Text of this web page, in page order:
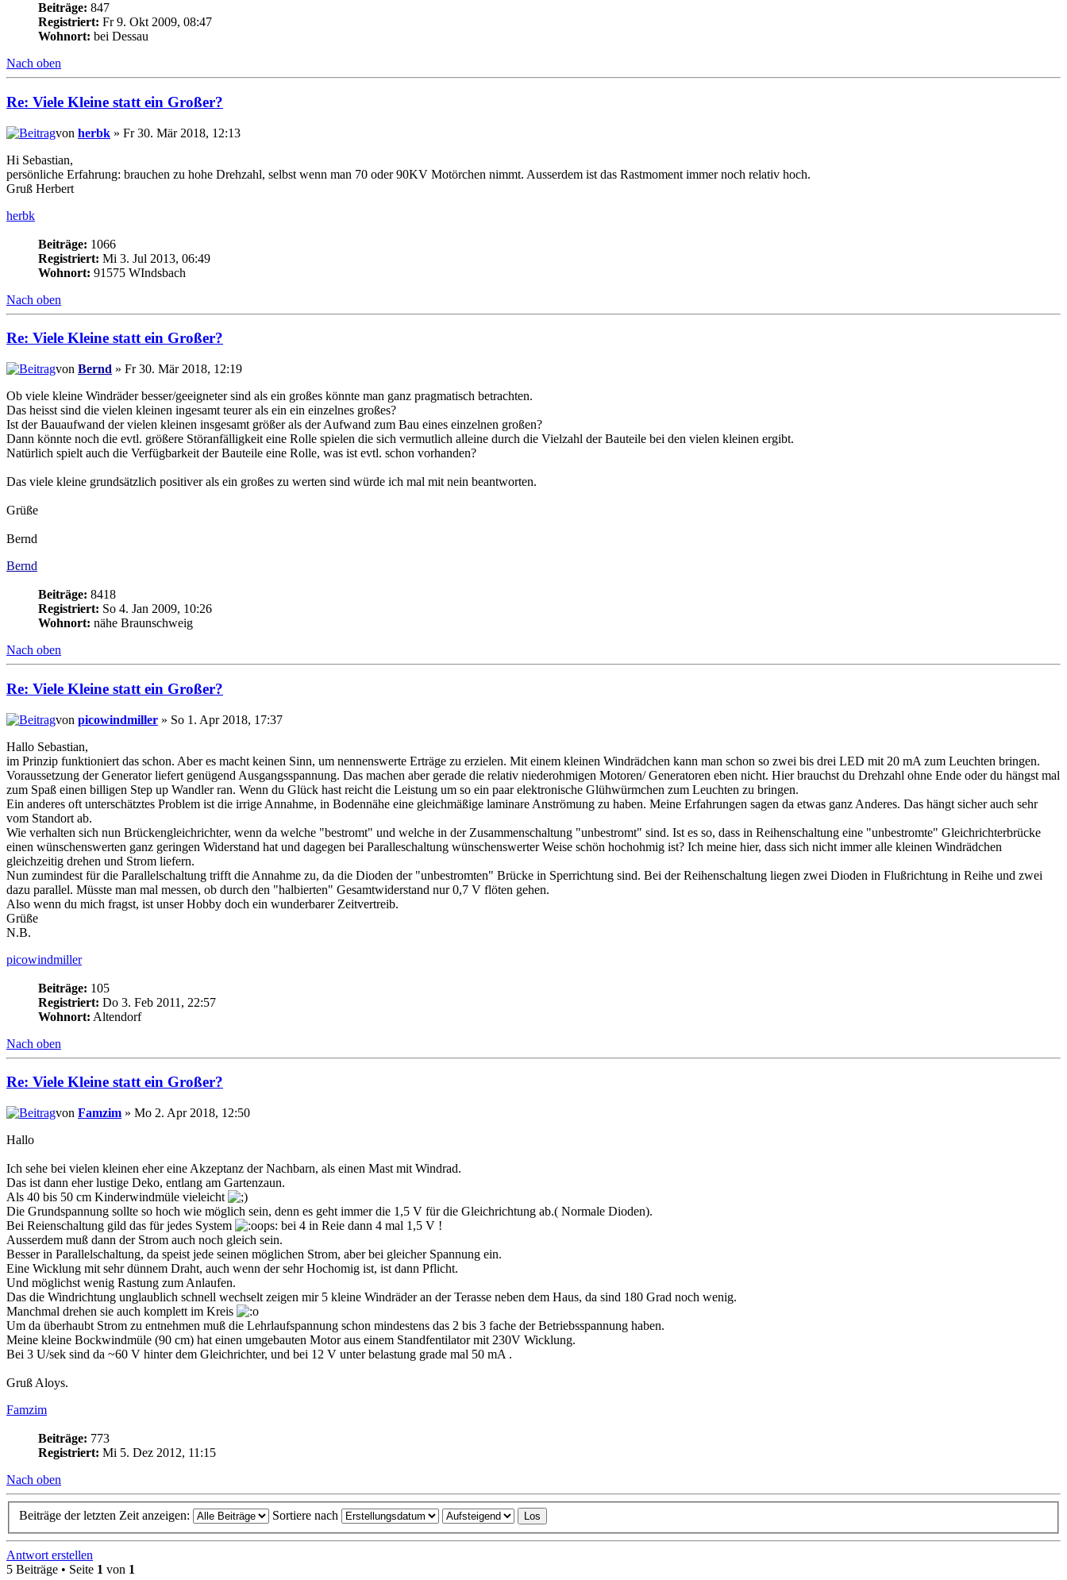
Beiträge: 847
Registriert: Fr 9. Okt 2009, 08:47
Wohnort: bei Dessau
Nach oben
Re: Viele Kleine statt ein Großer?
von herbk » Fr 30. Mär 2018, 12:13
Hi Sebastian,
persönliche Erfahrung: brauchen zu hohe Drehzahl, selbst wenn man 70 oder 90KV Motörchen nimmt. Ausserdem ist das Rastmoment immer noch relativ hoch.
Gruß Herbert
herbk
Beiträge: 1066
Registriert: Mi 3. Jul 2013, 06:49
Wohnort: 91575 WIndsbach
Nach oben
Re: Viele Kleine statt ein Großer?
von Bernd » Fr 30. Mär 2018, 12:19
Ob viele kleine Windräder besser/geeigneter sind als ein großes könnte man ganz pragmatisch betrachten.
Das heisst sind die vielen kleinen ingesamt teurer als ein ein einzelnes großes?
Ist der Bauaufwand der vielen kleinen insgesamt größer als der Aufwand zum Bau eines einzelnen großen?
Dann könnte noch die evtl. größere Störanfälligkeit eine Rolle spielen die sich vermutlich alleine durch die Vielzahl der Bauteile bei den vielen kleinen ergibt.
Natürlich spielt auch die Verfügbarkeit der Bauteile eine Rolle, was ist evtl. schon vorhanden?
Das viele kleine grundsätzlich positiver als ein großes zu werten sind würde ich mal mit nein beantworten.
Grüße
Bernd
Bernd
Beiträge: 8418
Registriert: So 4. Jan 2009, 10:26
Wohnort: nähe Braunschweig
Nach oben
Re: Viele Kleine statt ein Großer?
von picowindmiller » So 1. Apr 2018, 17:37
Hallo Sebastian,
im Prinzip funktioniert das schon. Aber es macht keinen Sinn, um nennenswerte Erträge zu erzielen. Mit einem kleinen Windrädchen kann man schon so zwei bis drei LED mit 20 mA zum Leuchten bringen.
Voraussetzung der Generator liefert genügend Ausgangsspannung. Das machen aber gerade die relativ niederohmigen Motoren/ Generatoren eben nicht. Hier brauchst du Drehzahl ohne Ende oder du hängst mal
zum Spaß einen billigen Step up Wandler ran. Wenn du Glück hast reicht die Leistung um so ein paar elektronische Glühwürmchen zum Leuchten zu bringen.
Ein anderes oft unterschätztes Problem ist die irrige Annahme, in Bodennähe eine gleichmäßige laminare Anströmung zu haben. Meine Erfahrungen sagen da etwas ganz Anderes. Das hängt sicher auch sehr
vom Standort ab.
Wie verhalten sich nun Brückengleichrichter, wenn da welche "bestromt" und welche in der Zusammenschaltung "unbestromt" sind. Ist es so, dass in Reihenschaltung eine "unbestromte" Gleichrichterbrücke
einen wünschenswerten ganz geringen Widerstand hat und dagegen bei Paralleschaltung wünschenswerter Weise schön hochohmig ist? Ich meine hier, dass sich nicht immer alle kleinen Windrädchen
gleichzeitig drehen und Strom liefern.
Nun zumindest für die Parallelschaltung trifft die Annahme zu, da die Dioden der "unbestromten" Brücke in Sperrichtung sind. Bei der Reihenschaltung liegen zwei Dioden in Flußrichtung in Reihe und zwei
dazu parallel. Müsste man mal messen, ob durch den "halbierten" Gesamtwiderstand nur 0,7 V flöten gehen.
Also wenn du mich fragst, ist unser Hobby doch ein wunderbarer Zeitvertreib.
Grüße
N.B.
picowindmiller
Beiträge: 105
Registriert: Do 3. Feb 2011, 22:57
Wohnort: Altendorf
Nach oben
Re: Viele Kleine statt ein Großer?
von Famzim » Mo 2. Apr 2018, 12:50
Hallo
Ich sehe bei vielen kleinen eher eine Akzeptanz der Nachbarn, als einen Mast mit Windrad.
Das ist dann eher lustige Deko, entlang am Gartenzaun.
Als 40 bis 50 cm Kinderwindmüle vieleicht
Die Grundspannung sollte so hoch wie möglich sein, denn es geht immer die 1,5 V für die Gleichrichtung ab.( Normale Dioden).
Bei Reienschaltung gild das für jedes System
bei 4 in Reie dann 4 mal 1,5 V !
Ausserdem muß dann der Strom auch noch gleich sein.
Besser in Parallelschaltung, da speist jede seinen möglichen Strom, aber bei gleicher Spannung ein.
Eine Wicklung mit sehr dünnem Draht, auch wenn der sehr Hochomig ist, ist dann Pflicht.
Und möglichst wenig Rastung zum Anlaufen.
Das die Windrichtung unglaublich schnell wechselt zeigen mir 5 kleine Windräder an der Terasse neben dem Haus, da sind 180 Grad noch wenig.
Manchmal drehen sie auch komplett im Kreis
Um da überhaubt Strom zu entnehmen muß die Lehrlaufspannung schon mindestens das 2 bis 3 fache der Betriebsspannung haben.
Meine kleine Bockwindmüle (90 cm) hat einen umgebauten Motor aus einem Standfentilator mit 230V Wicklung.
Bei 3 U/sek sind da ~60 V hinter dem Gleichrichter, und bei 12 V unter belastung grade mal 50 mA .
Gruß Aloys.
Famzim
Beiträge: 773
Registriert: Mi 5. Dez 2012, 11:15
Nach oben
Beiträge der letzten Zeit anzeigen: Sortiere nach
Antwort erstellen
5 Beiträge • Seite 1 von 1